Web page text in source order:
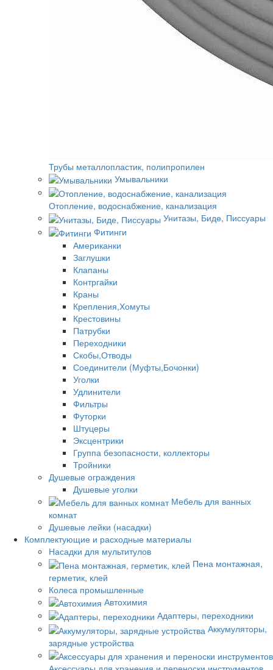
Трубы металлопластик, полипропилен
Умывальники
Отопление, водоснабжение, канализация
Унитазы, Биде, Писсуары
Фитинги
Американки
Заглушки
Клапаны
Контргайки
Краны
Крепления,Хомуты
Крестовины
Патрубки
Переходники
Скобы,Отводы
Соединители (Муфты,Бочонки)
Уголки
Удлинители
Фильтры
Футорки
Штуцеры
Эксцентрики
Группа безопасности, коллекторы
Тройники
Душевые ограждения
Душевые уголки
Мебель для ванных
комнат
Душевые лейки (насадки)
Комплектующие и расходные материалы
Насадки для мультитулов
Пена монтажная,
герметик, клей
Колеса промышленные
Автохимия
Адаптеры, переходники
Аккумуляторы,
зарядные устройства